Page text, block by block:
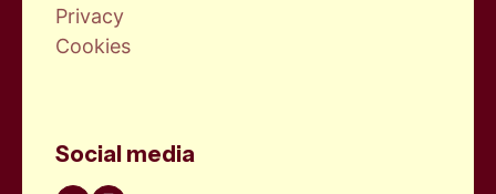
Privacy
Cookies
Social media